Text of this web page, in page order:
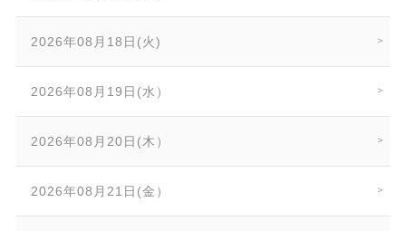
2026年08月18日(火)
2026年08月19日(水）
2026年08月20日(木）
2026年08月21日(金）